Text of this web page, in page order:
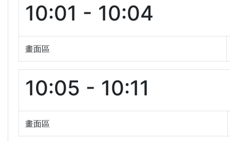
10:01 - 10:04
畫面區
10:05 - 10:11
畫面區